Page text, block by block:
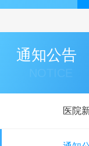
通知公告
医院